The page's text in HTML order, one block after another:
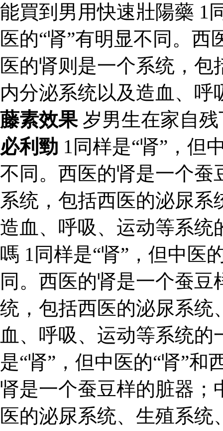
能買到男用快速壯陽藥 1
医的“肾”有明显不同。
医的肾则是一个系统，
内分泌系统以及造血、
藤素效果岁男生在家自
必利勁 1同样是“肾”，但
不同。西医的肾是一个蚕
系统，包括西医的泌尿
造血、呼吸、运动等系统
嗎 1同样是“肾”，但中医
同。西医的肾是一个蚕
统，包括西医的泌尿系统
血、呼吸、运动等系统
是“肾”，但中医的“肾”和
肾是一个蚕豆样的脏器；
医的泌尿系统、生殖系